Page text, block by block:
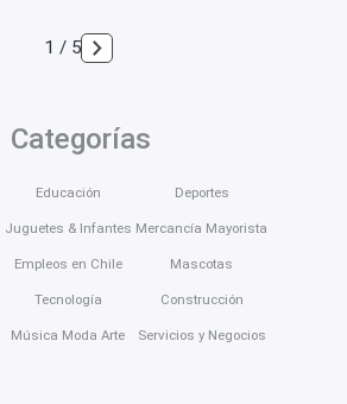
1 / 5
Categorías
Educación
Juguetes & Infantes
Empleos en Chile
Tecnología
Música Moda Arte
Deportes
Mercancía Mayorista
Mascotas
Construcción
Servicios y Negocios